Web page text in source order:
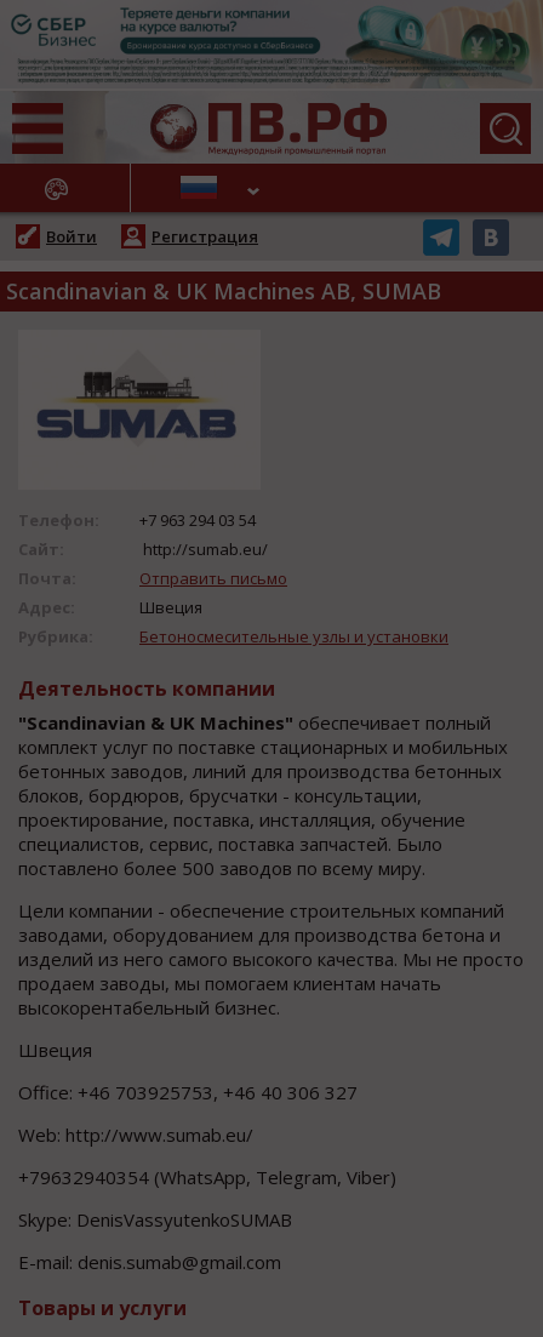
НОВОСТИ
Войти Регистрация
Scandinavian & UK Machines AB, SUMAB
Телефон:
+7 963 294 03 54
Сайт:
http://sumab.eu/
Почта:
Отправить письмо
Адрес:
Швеция
Рубрика:
Бетоносмесительные узлы и установки
Деятельность компании
"Scandinavian & UK Machines" обеспечивает полный
комплект услуг по поставке стационарных и мобильных
бетонных заводов, линий для производства бетонных
блоков, бордюров, брусчатки - консультации,
проектирование, поставка, инсталляция, обучение
специалистов, сервис, поставка запчастей. Было
поставлено более 500 заводов по всему миру.
Цели компании - обеспечение строительных компаний
заводами, оборудованием для производства бетона и
изделий из него самого высокого качества. Мы не просто
продаем заводы, мы помогаем клиентам начать
высокорентабельный бизнес.
Швеция
Office: +46 703925753, +46 40 306 327
Web: http://www.sumab.eu/
+79632940354 (WhatsApp, Telegram, Viber)
Skype: DenisVassyutenkoSUMAB
E-mail: denis.sumab@gmail.com
Товары и услуги